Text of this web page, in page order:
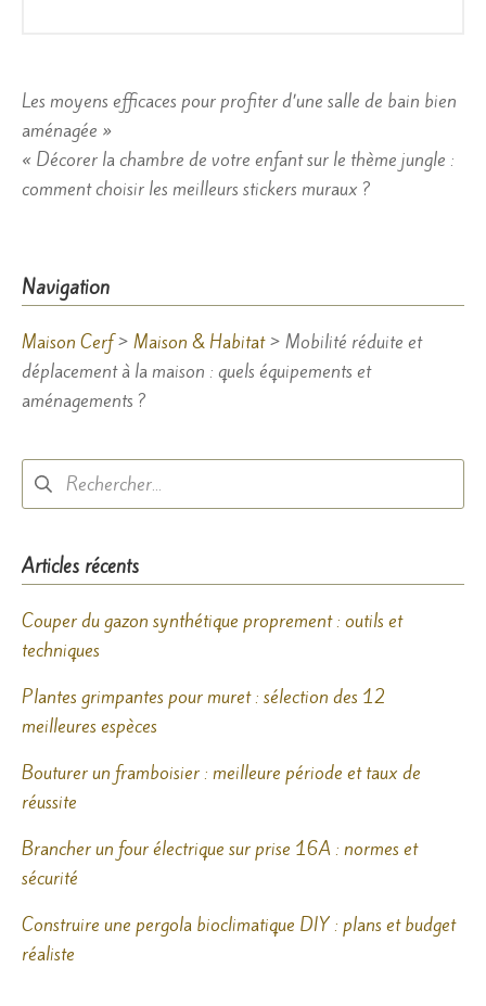
Navigation
de
l’article
Les moyens efficaces pour profiter d’une salle de bain bien
aménagée »
« Décorer la chambre de votre enfant sur le thème jungle :
comment choisir les meilleurs stickers muraux ?
Navigation
Maison Cerf> Maison & Habitat> Mobilité réduite et
déplacement à la maison : quels équipements et
aménagements ?
Rechercher :
Articles récents
Couper du gazon synthétique proprement : outils et
techniques
Plantes grimpantes pour muret : sélection des 12
meilleures espèces
Bouturer un framboisier : meilleure période et taux de
réussite
Brancher un four électrique sur prise 16A : normes et
sécurité
Construire une pergola bioclimatique DIY : plans et budget
réaliste